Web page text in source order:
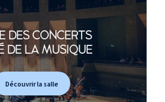
DES CONCERTS
DE LA MUSIQUE
Découvrir la salle